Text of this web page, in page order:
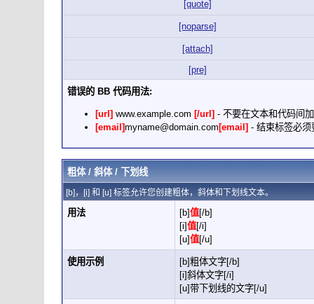
[quote]
[noparse]
[attach]
[pre]
错误的 BB 代码用法:
[url] www.example.com [/url] - 不要在文本和代码间
[email]myname@domain.com [email] - 结束标签必须
粗体 / 斜体 / 下划线
[b]，[i] 和 [u] 标签允许您创建粗体，斜体和下划线文本。
用法 [b]值[/b]
[i]值[/i]
[u]值[/u]
使用示例
[b]粗体文字[/b]
[i]斜体文字[/i]
[u]带下划线的文字[/u]